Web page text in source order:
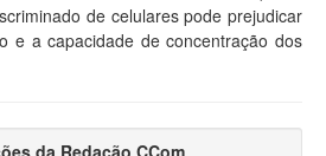
de celulares pode prejudicar
e a capacidade de concentração dos
da Redação CCom